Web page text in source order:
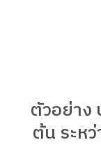
ตัวอย่าง
ต้น ระห